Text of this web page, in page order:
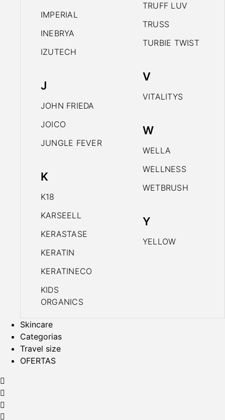
IMPERIAL
INEBRYA
IZUTECH
J
JOHN FRIEDA
JOICO
JUNGLE FEVER
K
K18
KARSEELL
KERASTASE
KERATIN
KERATINECO
KIDS
ORGANICS
TRUFF LUV
TRUSS
TURBIE TWIST
V
VITALITYS
W
WELLA
WELLNESS
WETBRUSH
Y
YELLOW
Skincare
Categorias
Travel size
OFERTAS